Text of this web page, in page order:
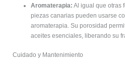
Aromaterapia: Al igual que otras
piezas canarias pueden usarse
aromaterapia. Su porosidad
aceites esenciales, liberando su
Cuidado y Mantenimiento